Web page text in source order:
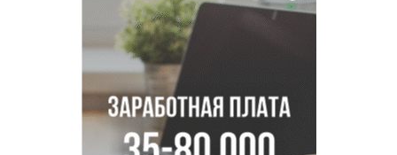
В Новосибирске минтранс наказал 8 таксистов без
Андрей Травников поблагодарил новосибирских
строителей за вклад в развитие региона